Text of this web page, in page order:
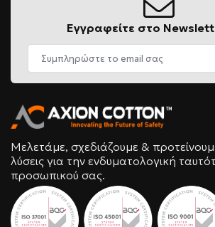
Εγγραφείτε στο
Μελετάμε, σχεδιάζουμε &
λύσεις για την ενδυματολογική
προσωπικού σας.